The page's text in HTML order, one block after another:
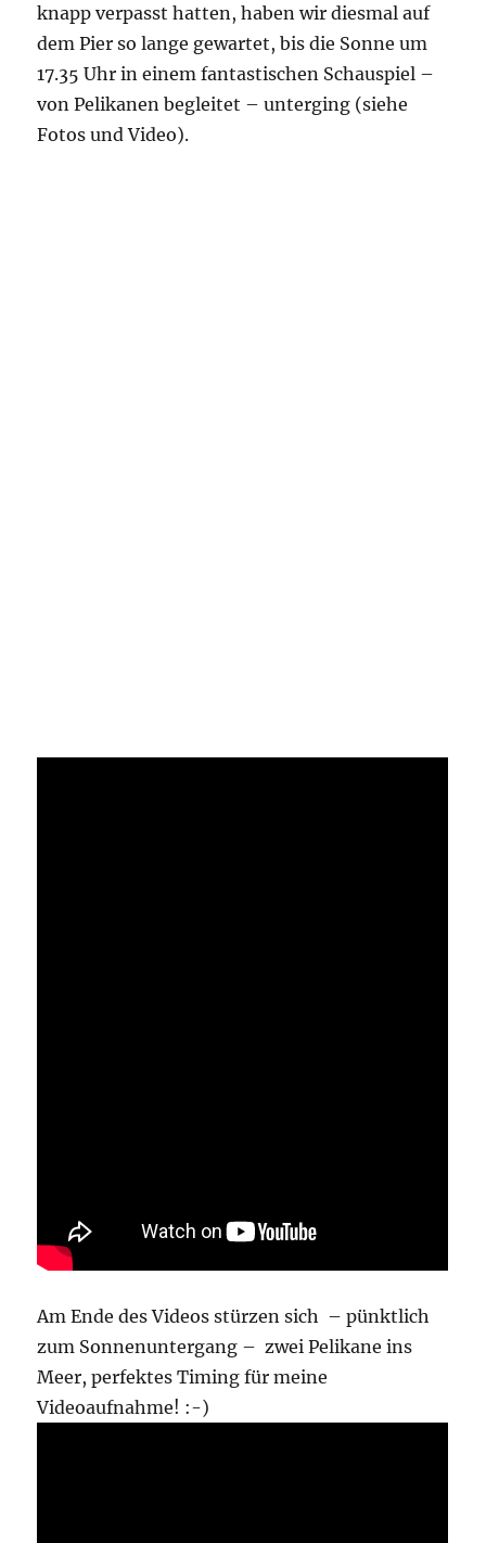
knapp verpasst hatten, haben wir diesmal auf
dem Pier so lange gewartet, bis die Sonne um
17.35 Uhr in einem fantastischen Schauspiel –
von Pelikanen begleitet – unterging (siehe
Fotos und Video).
Am Ende des Videos stürzen sich – pünktlich
zum Sonnenuntergang – zwei Pelikane ins
Meer, perfektes Timing für meine
Videoaufnahme! :-)